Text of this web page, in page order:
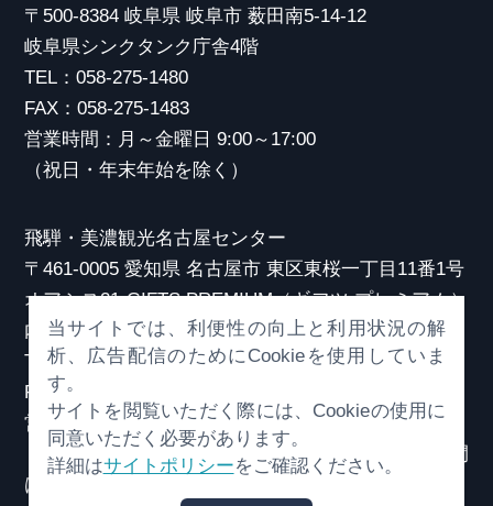
〒500-8384 岐阜県 岐阜市 薮田南5-14-12
岐阜県シンクタンク庁舎4階
TEL：058-275-1480
FAX：058-275-1483
営業時間：月～金曜日 9:00～17:00
（祝日・年末年始を除く）
飛騨・美濃観光名古屋センター
〒461-0005 愛知県 名古屋市 東区東桜一丁目11番1号
オアシス21 GIFTS PREMIUM（ギフツ プレミアム）
内
TEL：052-253-6185
FAX：052-253-6186
営業時間：10:00～21:00
（原則、元日を除き年中無休）※観光相談対応時間
は18:30まで
当サイトでは、利便性の向上と利用状況の解
析、広告配信のためにCookieを使用していま
す。
サイトを閲覧いただく際には、Cookieの使用に
同意いただく必要があります。
詳細はサイトポリシーをご確認ください。